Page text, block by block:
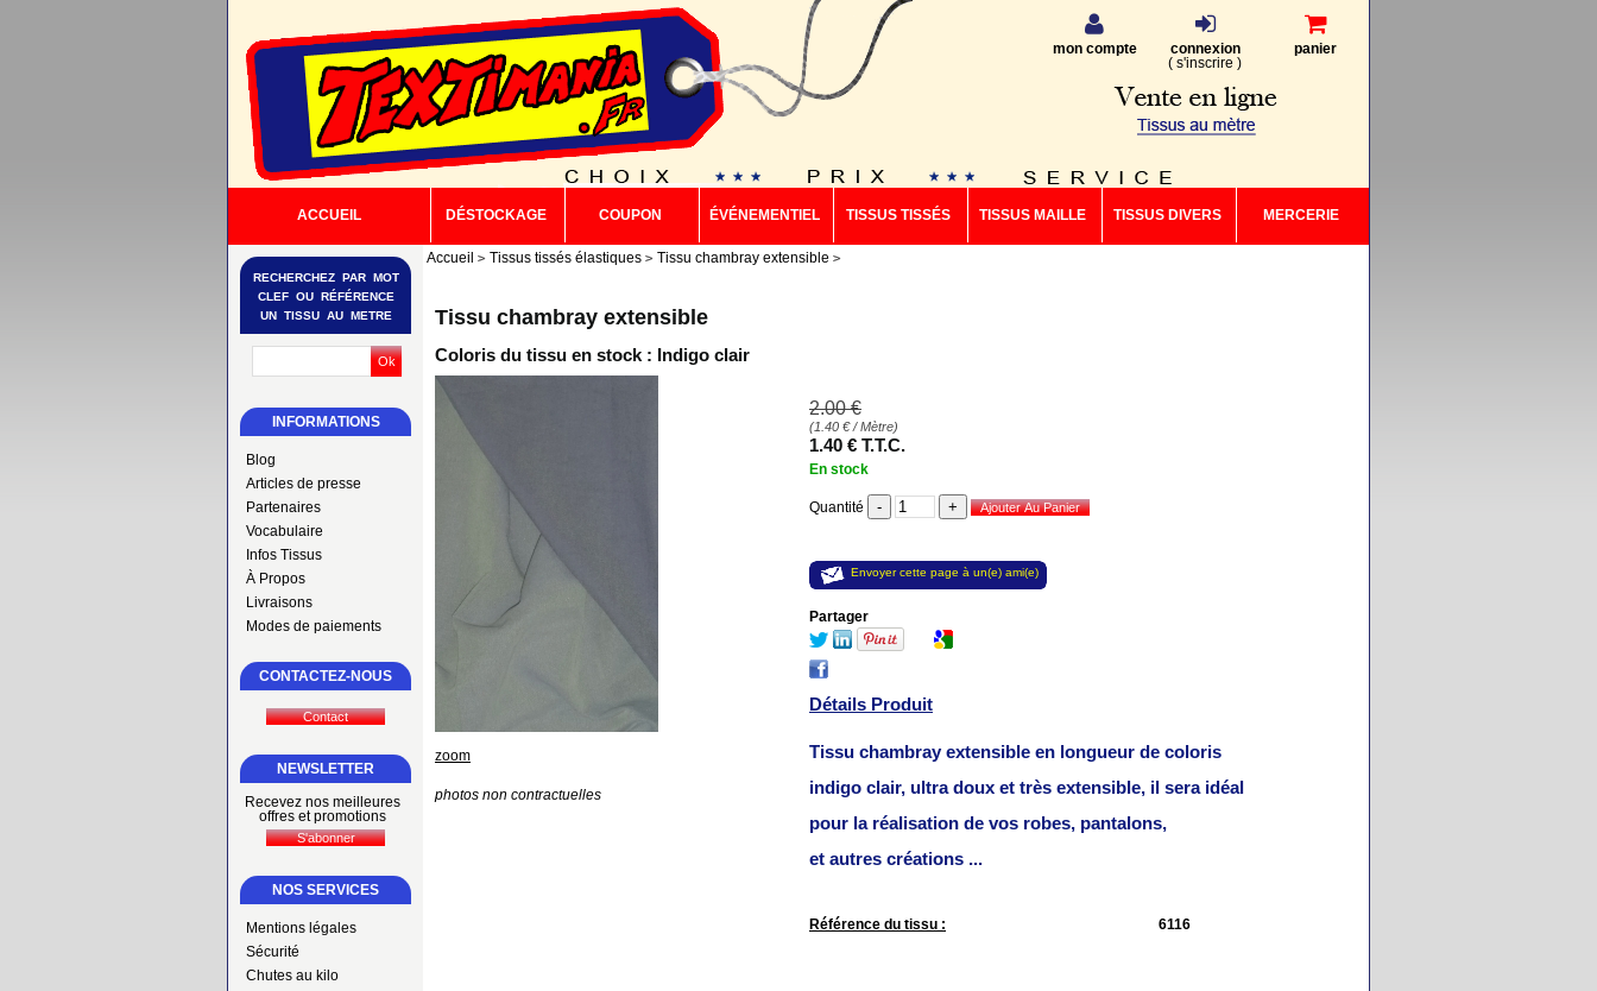
mon compte
connexion
( s'inscrire )
panier
ACCUEIL DÉSTOCKAGE COUPON ÉVÉNEMENTIEL TISSUS TISSÉS TISSUS MAILLE TISSUS DIVERS MERCERIE
INFORMATIONS
Blog
Articles de presse
Partenaires
Vocabulaire
Infos Tissus
À Propos
Livraisons
Modes de paiements
RECHERCHEZ PAR MOT
CLEF OU RÉFÉRENCE
UN TISSU AU METRE
CONTACTEZ-NOUS
NEWSLETTER
Recevez nos meilleures
offres et promotions
NOS SERVICES
Mentions légales
Sécurité
Chutes au kilo
Accueil Tissus tissés élastiques Tissu chambray extensible
Tissu chambray extensible
Coloris du tissu en stock : Indigo clair
zoom
photos non contractuelles
2.00 €
(1.40 €/ Mètre)
1.40 € T.T.C.
En stock
Quantité
Envoyer cette page à un(e) ami(e)
Partager
Détails Produit
Tissu chambray extensible en longueur de coloris
indigo clair, ultra doux et très extensible, il sera idéal
pour la réalisation de vos robes, pantalons,
et autres créations ...
Référence du tissu : 6116